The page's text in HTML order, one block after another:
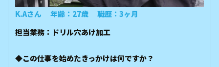
K.Aさん 年齢：27歳 職歴：3ヶ月
担当業務：ドリル穴あけ加工
◆この仕事を始めたきっかけは何ですか？